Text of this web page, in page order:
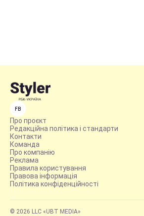
FB
Про проєкт
Редакційна політика і стандарти
Контакти
Команда
Про компанію
Реклама
Правила користування
Правова інформація
Політика конфіденційності
© 2026 LLC «UBT MEDIA»